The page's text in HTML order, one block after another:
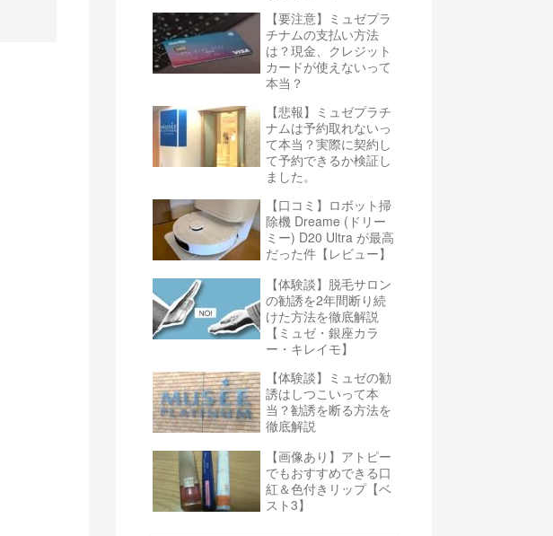
【要注意】ミュゼプラ
チナムの支払い方法
は？現金、クレジット
カードが使えないって
本当？
【悲報】ミュゼプラチ
ナムは予約取れないっ
て本当？実際に契約し
て予約できるか検証し
ました。
【口コミ】ロボット掃
除機 Dreame (ドリー
ミー) D20 Ultra が最高
だった件【レビュー】
【体験談】脱毛サロン
の勧誘を2年間断り続
けた方法を徹底解説
【ミュゼ・銀座カラ
ー・キレイモ】
【体験談】ミュゼの勧
誘はしつこいって本
当？勧誘を断る方法を
徹底解説
【画像あり】アトピー
でもおすすめできる口
紅＆色付きリップ【ベ
スト3】